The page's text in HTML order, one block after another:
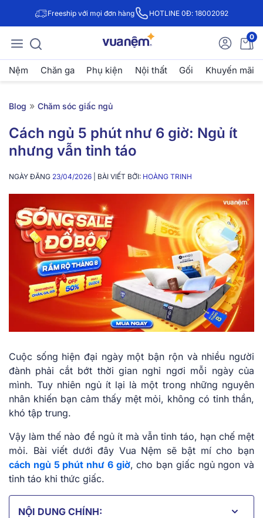
Freeship với mọi đơn hàng HOTLINE 0Đ: 18002092
0
Nệm Chăn ga Phụ kiện Nội thất Gối Khuyến mãi
Blog » Chăm sóc giấc ngủ
Cách ngủ 5 phút như 6 giờ: Ngủ ít
nhưng vẫn tỉnh táo
NGÀY ĐĂNG 23/04/2026 | BÀI VIẾT BỞI: HOÀNG TRINH
Cuộc sống hiện đại ngày một bận rộn và nhiều người
đành phải cắt bớt thời gian nghỉ ngơi mỗi ngày của
mình. Tuy nhiên ngủ ít lại là một trong những nguyên
nhân khiến bạn cảm thấy mệt mỏi, không có tinh thần,
khó tập trung.
Vậy làm thế nào để ngủ ít mà vẫn tỉnh táo, hạn chế mệt
mỏi. Bài viết dưới đây Vua Nệm sẽ bật mí cho bạn
cách ngủ 5 phút như 6 giờ, cho bạn giấc ngủ ngon và
tỉnh táo khi thức giấc.
NỘI DUNG CHÍNH: